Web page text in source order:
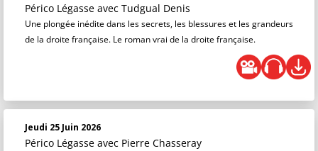
Périco Légasse avec Tudgual Denis
Une plongée inédite dans les secrets, les blessures et les grandeurs
de la droite française. Le roman vrai de la droite française.
Jeudi 25 Juin 2026
Périco Légasse avec Pierre Chasseray